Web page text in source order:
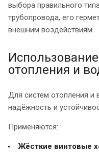
выбора правильного
трубопровода, его
внешним воздействиям.
отопления и
Для систем отопления
надёжность и
Применяются:
Жёсткие винтовые